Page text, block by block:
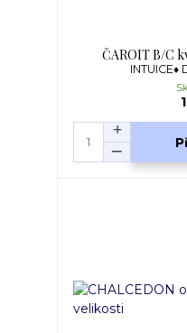
ČAROIT B/C
INTUICE♦